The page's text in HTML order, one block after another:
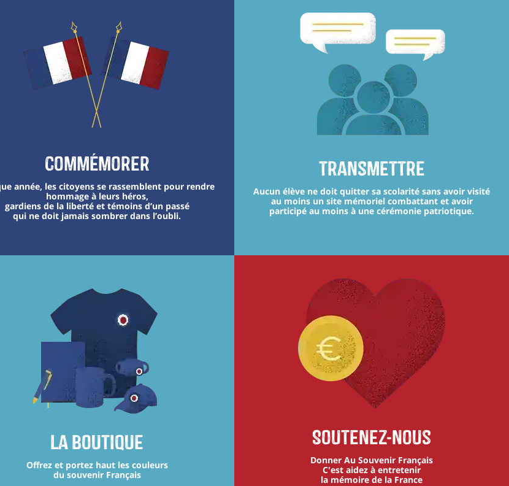
Commémorer
année, les citoyens se rassemblent pour rendre
hommage à leurs héros,
gardiens de la liberté et témoins d’un passé
qui ne doit jamais sombrer dans l’oubli.
transmettre
Aucun élève ne doit quitter sa scolarité sans avoir visité
au moins un site mémoriel combattant et avoir
participé au moins à une cérémonie patriotique.
La boutique
Offrez et portez haut les couleurs
du souvenir Français
Soutenez-nous
Donner Au Souvenir Français
C'est aidez à entretenir
la mémoire de la France